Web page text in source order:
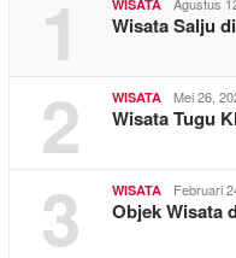
1 WISATA Agustus
Wisata Salju
2 WISATA Mei 26,
Wisata Tugu
3 WISATA Februari
Objek Wisata